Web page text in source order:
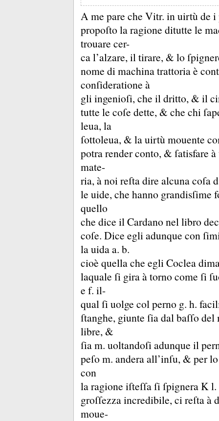
A me pare che Vitr. in uirtù de i
propoſto la ragione ditutte le
trouare cer-
ca l’alzare, il tirare, & lo
nome di machina trattoria è
conſideratione à
gli ingenioſi, che il dritto, & il
tutte le coſe dette, & che chi
leua, la
ſottoleua, & la uirtù mouente
potra render conto, & ſatisfare
mate-
ria, à noi reſta dire alcuna
le uide, che hanno grandisſime
quello
che dice il Cardano nel libro
coſe. Dice egli adunque con
la uida a. b.
cioè quella che egli Coclea
laquale ſi gira à torno come ſi
e f. il-
qual ſi uolge col perno g. h.
ſtanghe, giunte ſia dal baſſo
libre, &
ſia m. uoltandoſi adunque il
peſo m. andera all’inſu, & per
con
la ragione iſteſſa ſi ſpignera K l.
groſſezza incredibile, ci reſta à
moue-